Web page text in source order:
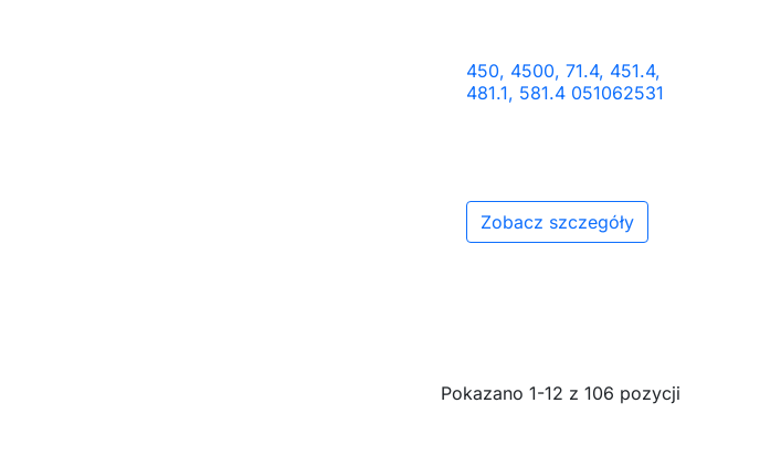
 Szybki podgląd
450, 4500, 71.4, 451.4,
481.1, 581.4 051062531
Zobacz szczegóły
Pokazano 1-12 z 106 pozycji